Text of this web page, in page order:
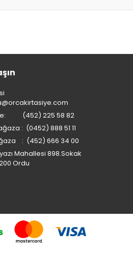
(452) 225 58 82
: (0452) 888 51 11
: (452) 666 34 00
Mahallesi 898.Sokak
Ordu